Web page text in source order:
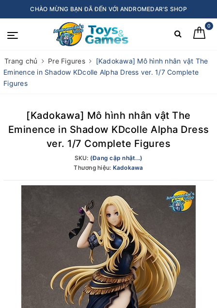
CHÀO MỪNG BẠN ĐÃ ĐẾN VỚI ANDROMEDAR'S SHOP
0
Trang chủ Pre Figures
[Kadokawa] Mô hình nhân vật The
Eminence in Shadow KDcolle Alpha Dress ver. 1/7 Complete
Figures
[Kadokawa] Mô hình nhân vật The
Eminence in Shadow KDcolle Alpha Dress
ver. 1/7 Complete Figures
SKU: (Đang cập nhật...)
Thương hiệu: Kadokawa